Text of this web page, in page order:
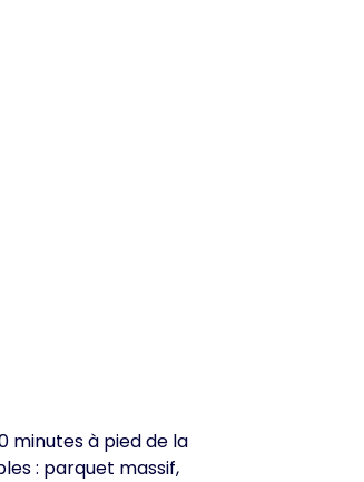
minutes à pied de la
: parquet massif,